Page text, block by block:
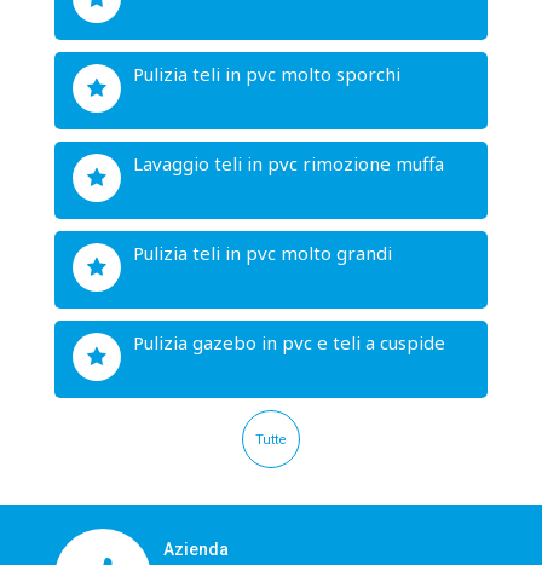
pulizia teli in pvc molto sporchi
lavaggio teli in pvc rimozione muffa
pulizia teli in pvc molto grandi
pulizia gazebo in pvc e teli a cuspide
Tutte
Azienda